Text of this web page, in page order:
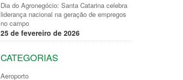
Dia do Agronegócio: Santa Catarina celebra
liderança nacional na geração de empregos
no campo
25 de fevereiro de 2026
CATEGORIAS
Aeroporto